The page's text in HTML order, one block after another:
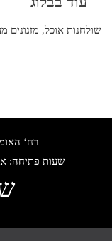
שולחנות אוכל, מזנונים
רח‘ האומנות 20 , א.ת חדש
שעות פתיחה: א‘-ה‘ 10:00-18:00 , שישי: